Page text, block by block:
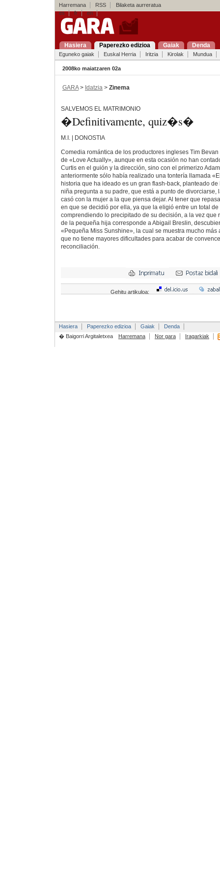
Harremana RSS
Bilaketa aurreratua
es
fr en
Hasiera Paperezko edizioa Gaiak Denda
Eguneko gaiak Euskal Herria Iritzia Kirolak Mundua
2008ko maiatzaren 02a
GARA> Idatzia > Zinema
SALVEMOS EL MATRIMONIO
�Definitivamente, quiz�s�
M.I. | DONOSTIA
Comedia romántica de los productores ingleses Tim
de «Love Actually», aunque en esta ocasión no han
Curtis en el guión y la dirección, sino con el primerizo
anteriormente sólo había realizado una tontería llamada
historia que ha ideado es un gran flash-back, planteado
niña pregunta a su padre, que está a punto de divorciarse,
casó con la mujer a la que piensa dejar. Al tener que
en que se decidió por ella, ya que la eligió entre un total
comprendiendo lo precipitado de su decisión, a la vez que
de la pequeña hija corresponde a Abigail Breslin,
«Pequeña Miss Sunshine», la cual se muestra mucho más
que no tiene mayores dificultades para acabar de
reconciliación.
Gehitu artikuloa:
Hasiera Paperezko edizioa Gaiak
Denda
� Baigorri Argitaletxea
Harremana Nor gara Iragarkiak